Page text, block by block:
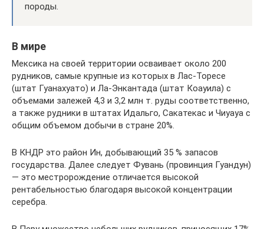
породы.
В мире
Мексика на своей территории осваивает около 200
рудников, самые крупные из которых в Лас-Торесе
(штат Гуанахуато) и Ла-Энкантада (штат Коауила) с
объемами залежей 4,3 и 3,2 млн т. руды соответственно,
а также рудники в штатах Идальго, Сакатекас и Чиуауа с
общим объемом добычи в стране 20%.
В КНДР это район Ин, добывающий 35 % запасов
государства. Далее следует Фувань (провинция Гуандун)
— это местророждение отличается высокой
рентабельностью благодаря высокой концентрации
серебра.